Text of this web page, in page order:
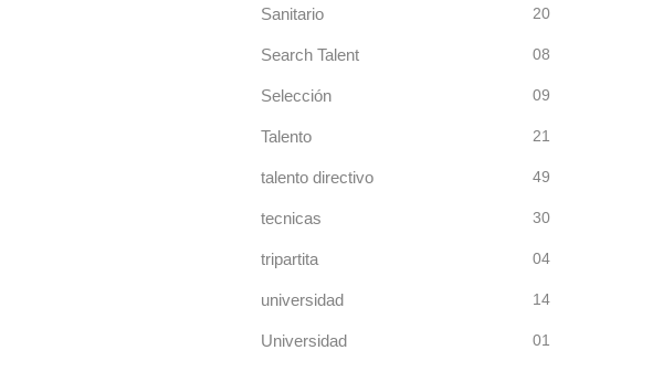
Sanitario 20
Search Talent 08
Selección 09
Talento 21
talento directivo 49
tecnicas 30
tripartita 04
universidad 14
Universidad 01